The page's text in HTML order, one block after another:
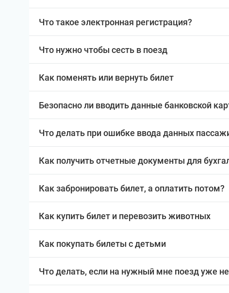
Что такое электронная регистрация?
Что нужно чтобы сесть в поезд
Как поменять или вернуть билет
Безопасно ли вводить данные банковской
Что делать при ошибке ввода данных
Как получить отчетные документы для
Как забронировать билет, а оплатить потом?
Как купить билет и перевозить животных
Как покупать билеты с детьми
Что делать, если на нужный мне поезд уже